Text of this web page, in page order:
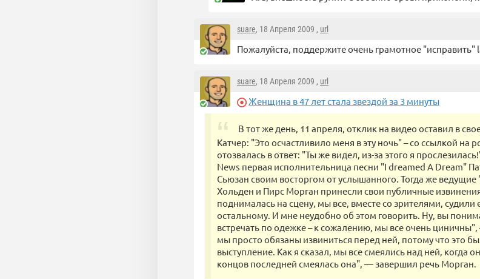
suare, 18 Апреля 2009 , url
Пожалуйста, поддержите очень грамотное "исправить"
suare, 18 Апреля 2009 , url
Женщина в 47 лет стала звездой за 3 минуты
В тот же день, 11 апреля, отклик на видео оставил в
Катчер: "Это осчастливило меня в эту ночь" – со ссылкой на
отозвалась в ответ: "Ты же видел, из-за этого я
News первая исполнительница песни "I dreamed A Dream"
Сьюзан своим восторгом от услышанного. Тогда же
Хольден и Пирс Морган принесли свои публичные
поднималась на сцену, мы все, вместе со зрителями, судили
остальному. И мне неудобно об этом говорить. Ну, вы
встречать по одежке – к сожалению, мы все очень
мы просто обязаны извиниться перед ней, потому что это
выступление. Как я сказал, мы все смеялись над ней, когда
концов последней смеялась она", — завершил речь Морган.